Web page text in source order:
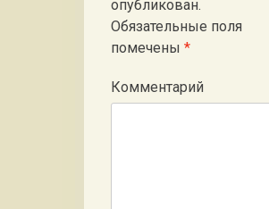
опубликован.
Обязательные поля
помечены *
Комментарий